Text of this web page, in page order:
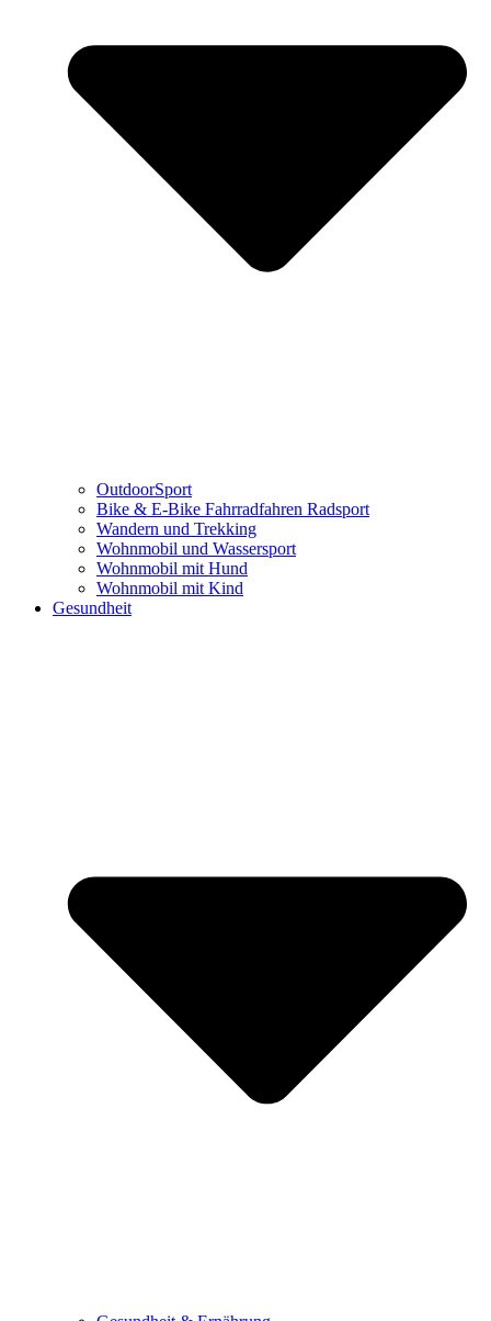
OutdoorSport
Bike & E-Bike Fahrradfahren Radsport
Wandern und Trekking
Wohnmobil und Wassersport
Wohnmobil mit Hund
Wohnmobil mit Kind
Gesundheit